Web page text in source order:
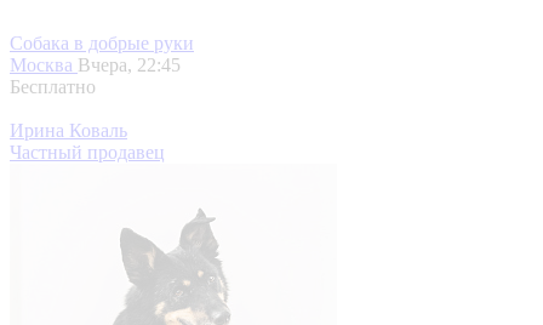
Собака в добрые руки
Москва Вчера, 22:45
Бесплатно
Ирина Коваль
Частный продавец